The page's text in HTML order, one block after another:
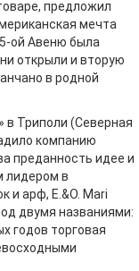
предложил
мечта
ой Авеню была
открыли и вторую
в родной
в Триполи (Северная
компанию
преданность идее и
лидером в
и арф, E.&O. Mаri
двумя названиями:
годов торговая